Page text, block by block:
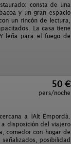
consta de una
y un gran espacio
un rincón de lectura,
La casa tiene
leña para el fuego de
50 €
pers/noche
a lAlt Empordà.
disposición del viajero
comedor con hogar de
posibilidad